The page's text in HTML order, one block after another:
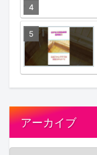
アーカイブ